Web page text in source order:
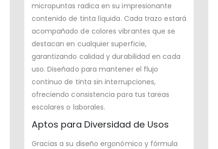
micropuntas radica en su impresionante
contenido de tinta líquida. Cada trazo estará
acompañado de colores vibrantes que se
destacan en cualquier superficie,
garantizando calidad y durabilidad en cada
uso. Diseñado para mantener el flujo
continuo de tinta sin interrupciones,
ofreciendo consistencia para tus tareas
escolares o laborales.
Aptos para Diversidad de Usos
Gracias a su diseño ergonómico y fórmula